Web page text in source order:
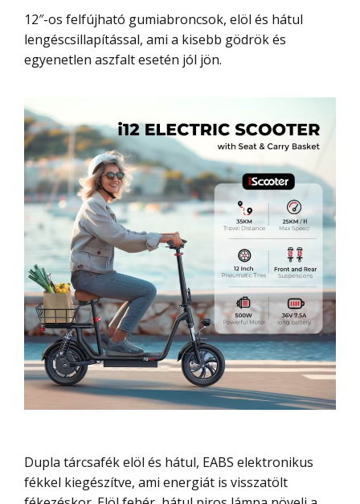
12″-os felfújható gumiabroncsok, elöl és hátul
lengéscsillapítással, ami a kisebb gödrök és
egyenetlen aszfalt esetén jól jön.
Dupla tárcsafék elöl és hátul, EABS elektronikus
fékkel kiegészítve, ami energiát is visszatölt